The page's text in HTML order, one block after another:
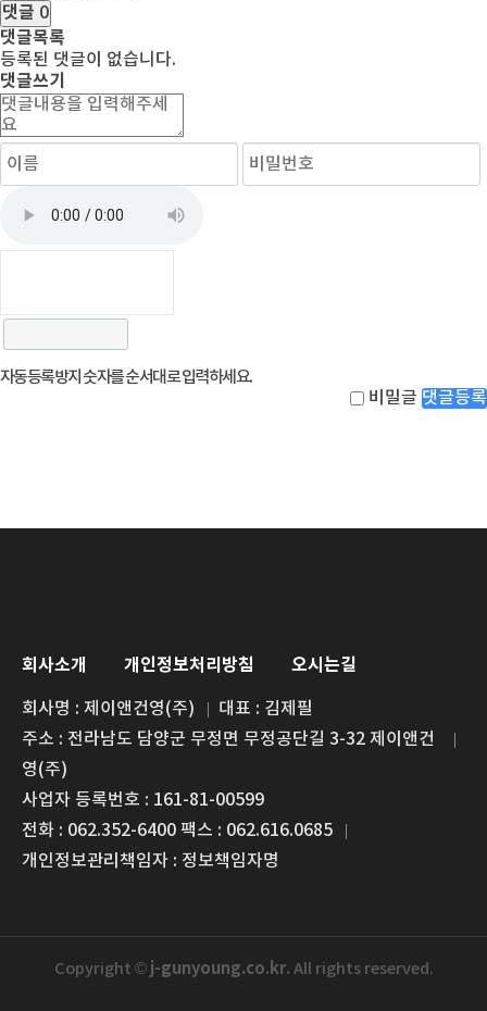
댓글 0
댓글목록
등록된 댓글이 없습니다.
댓글쓰기
자동등록방지 숫자를 순서대로 입력하세요.
비밀글 댓글등록
회사소개 개인정보처리방침 오시는길
회사명 : 제이앤건영(주)
대표 : 김제필
주소 : 전라남도 담양군 무정면 무정공단길 3-32 제이앤건
영(주)
사업자 등록번호 : 161-81-00599
전화 : 062.352-6400 팩스 : 062.616.0685
개인정보관리책임자 : 정보책임자명
Copyright © j-gunyoung.co.kr. All rights reserved.